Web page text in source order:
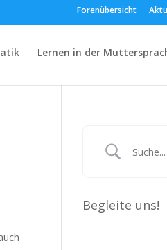
Forenübersicht
Lernen in der
Begleite uns!